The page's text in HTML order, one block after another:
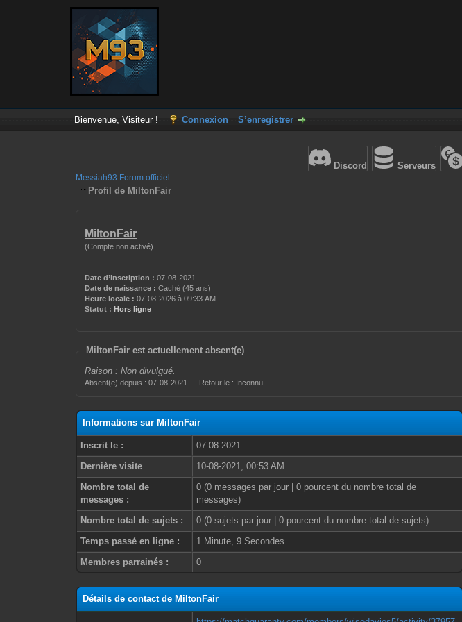
Bienvenue, Visiteur ! Connexion S’enregistrer
Discord Serveurs
Messiah93 Forum officiel
Profil de MiltonFair
MiltonFair
(Compte non activé)
Date d’inscription : 07-08-2021
Date de naissance : Caché (45 ans)
Heure locale : 07-08-2026 à 09:33 AM
Statut : Hors ligne
MiltonFair est actuellement absent(e)
Raison : Non divulgué.
Absent(e) depuis : 07-08-2021 — Retour le : Inconnu
Informations sur MiltonFair
Inscrit le :
07-08-2021
Dernière visite
10-08-2021, 00:53 AM
Nombre total de
messages :
0 (0 messages par jour | 0 pourcent du nombre total de
messages)
Nombre total de sujets :
0 (0 sujets par jour | 0 pourcent du nombre total de sujets)
Temps passé en ligne :
1 Minute, 9 Secondes
Membres parrainés :
0
Détails de contact de MiltonFair